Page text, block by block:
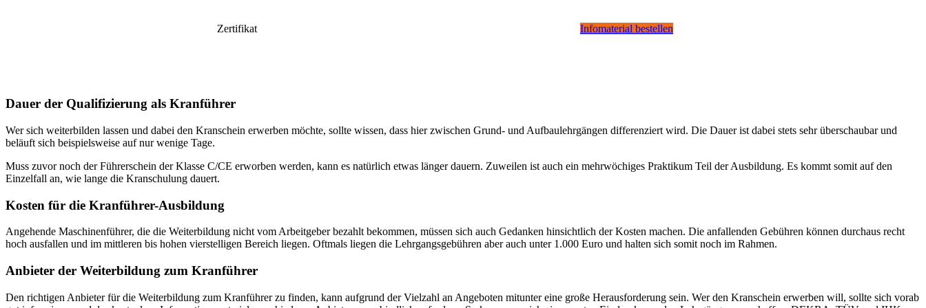
Zertifikat Infomaterial bestellen
Dauer der Qualifizierung als Kranführer
Wer sich weiterbilden lassen und dabei den Kranschein erwerben möchte, sollte wissen, dass hier zwischen Grund- und Aufbaulehrgängen differenziert wird. Die Dauer ist dabei stets sehr überschaubar und
beläuft sich beispielsweise auf nur wenige Tage.
Muss zuvor noch der Führerschein der Klasse C/CE erworben werden, kann es natürlich etwas länger dauern. Zuweilen ist auch ein mehrwöchiges Praktikum Teil der Ausbildung. Es kommt somit auf den
Einzelfall an, wie lange die Kranschulung dauert.
Kosten für die Kranführer-Ausbildung
Angehende Maschinenführer, die die Weiterbildung nicht vom Arbeitgeber bezahlt bekommen, müssen sich auch Gedanken hinsichtlich der Kosten machen. Die anfallenden Gebühren können durchaus recht
hoch ausfallen und im mittleren bis hohen vierstelligen Bereich liegen. Oftmals liegen die Lehrgangsgebühren aber auch unter 1.000 Euro und halten sich somit noch im Rahmen.
Anbieter der Weiterbildung zum Kranführer
Den richtigen Anbieter für die Weiterbildung zum Kranführer zu finden, kann aufgrund der Vielzahl an Angeboten mitunter eine große Herausforderung sein. Wer den Kranschein erwerben will, sollte sich vorab